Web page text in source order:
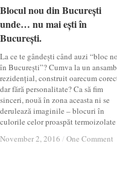
Blocul nou din București
unde… nu mai ești în
București.
La ce te gândești când auzi “bloc
în București”? Cumva la un
rezidențial, construit oarecum
dar fără personalitate? Ca să fim
sinceri, nouă în zona aceasta ni se
derulează imaginile – blocuri în
culorile celor proaspăt termoizolate
November 2, 2016 / One Comment
Blocul nou din București
unde… nu mai ești în
București.
November 2, 2016 / One Comment